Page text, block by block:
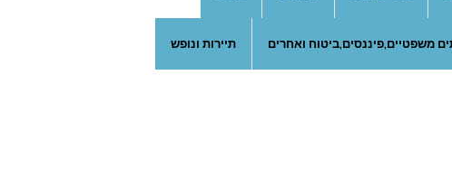
משפטיים,פיננסים,ביטוח ואחרים תיירות ונופש